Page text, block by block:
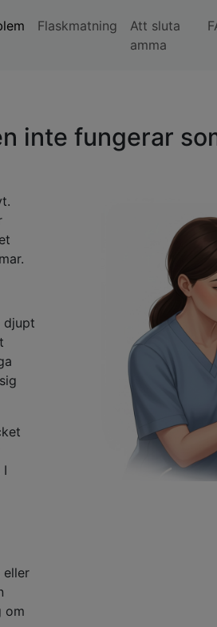
Flaskmatning
Att sluta
amma
inte fungerar
djupt
I
eller
om